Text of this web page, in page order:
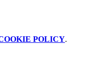
POLICY.